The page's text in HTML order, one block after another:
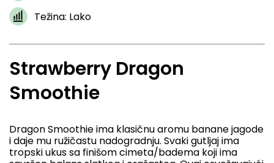
Težina: Lako
Strawberry Dragon
Smoothie
Dragon Smoothie ima klasičnu aromu banane jagode
i daje mu ružičastu nadogradnju. Svaki gutljaj ima
tropski ukus sa finišom cimeta/badema koji ima